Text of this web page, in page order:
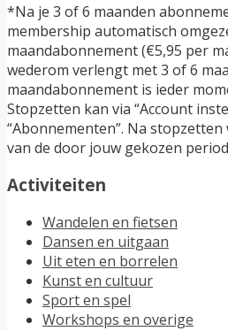
*Na je 3 of 6 maanden
membership automatisch
maandabonnement (€5,95 per
wederom verlengt met 3 of 6
maandabonnement is ieder
Stopzetten kan via “Account
“Abonnementen”. Na
van de door jouw gekozen
Activiteiten
Wandelen en fietsen
Dansen en uitgaan
Uit eten en borrelen
Kunst en cultuur
Sport en spel
Workshops en overige